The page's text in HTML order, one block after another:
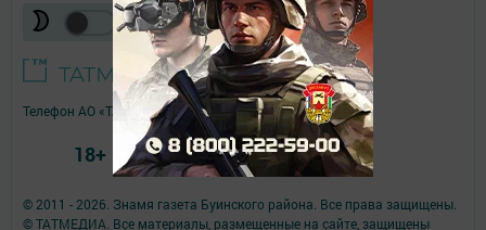
© 2011 - 2026. Знамя газета Буинского района. Все права защищены.
© ТАТМЕДИА. Все материалы, размещенные на сайте, защищены
Телефон АО «ТАТМЕДИА»:(843) 222 09 84
18+